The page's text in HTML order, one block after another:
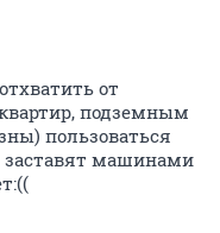
от
подземным
пользоваться
заставят машинами